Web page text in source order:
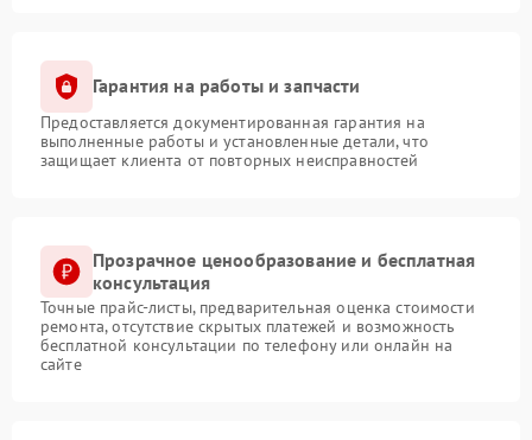
Гарантия на работы и запчасти
Предоставляется документированная гарантия на
выполненные работы и установленные детали, что
защищает клиента от повторных неисправностей
Прозрачное ценообразование и бесплатная
консультация
Точные прайс-листы, предварительная оценка стоимости
ремонта, отсутствие скрытых платежей и возможность
бесплатной консультации по телефону или онлайн на
сайте